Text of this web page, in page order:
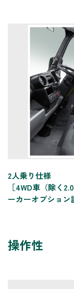
2人乗り仕様
［4WD車（除く
ーカーオプション
操作性